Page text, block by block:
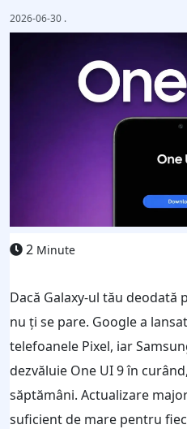
2026-06-30 .
2 Minute
Dacă Galaxy-ul tău deodată
nu ți se pare. Google a
telefoanele Pixel, iar
dezvăluie One UI 9 în
săptămâni. Actualizare
suficient de mare pentru